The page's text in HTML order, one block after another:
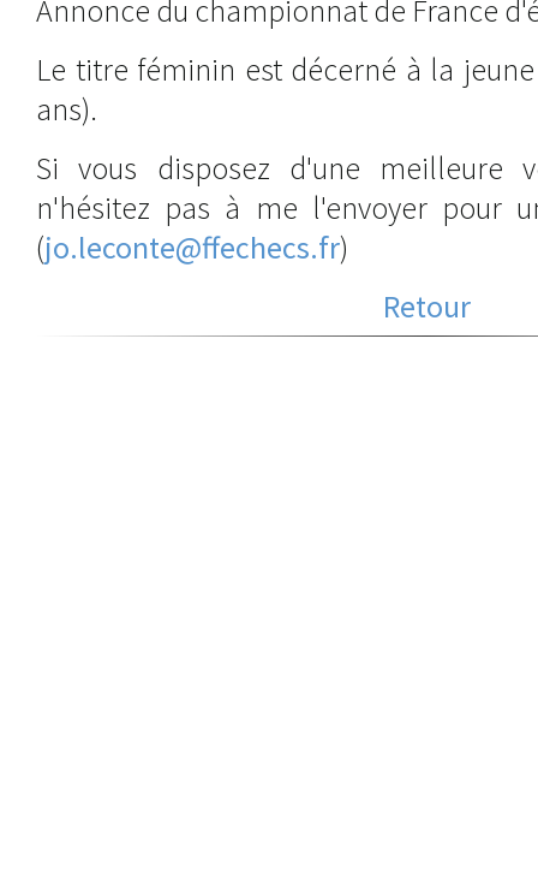
Annonce du championnat de France
Le titre féminin est décerné à la
ans).
Si vous disposez d'une meilleure
n'hésitez pas à me l'envoyer pour
(jo.leconte@ffechecs.fr)
Retour